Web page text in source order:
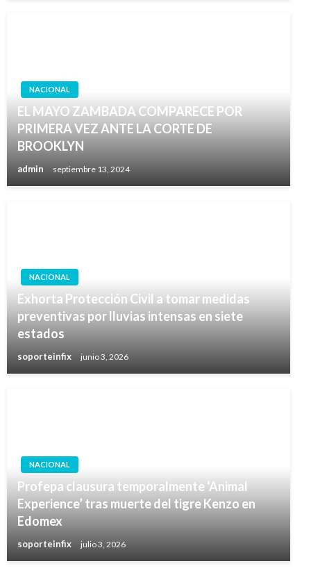
NACIONAL
EL MAYO ZAMBADA COMPARECE POR
PRIMERA VEZ ANTE LA CORTE DE
BROOKLYN
admin septiembre 13, 2024
NACIONAL
Exhorta Protección Civil a tomar medidas
preventivas por lluvias intensas en siete
estados
soporteinfix junio 3, 2026
NACIONAL
Profepa clausura temporalmente ‘Animal
Experience’ tras muerte del tigre Kenzo en
Edomex
soporteinfix julio 3, 2026